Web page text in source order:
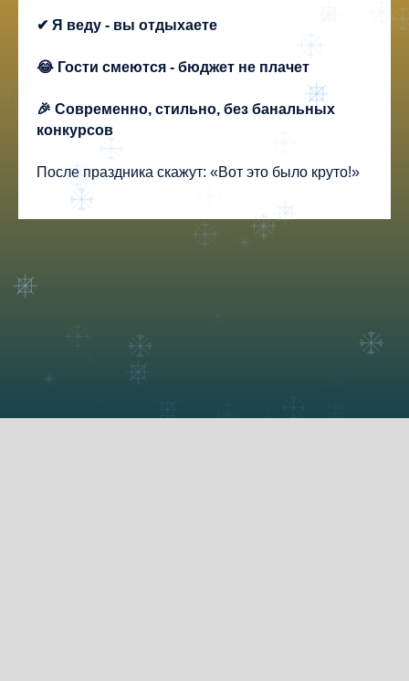
✔ Я веду - вы отдыхаете
😂 Гости смеются - бюджет не плачет
🎉 Современно, стильно, без банальных
конкурсов
После праздника скажут: «Вот это было круто!»